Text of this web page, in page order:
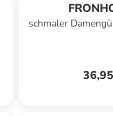
schmaler